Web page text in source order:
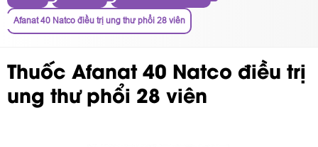
Afanat 40 Natco điều trị ung thư phổi 28 viên
Thuốc Afanat 40 Natco điều trị
ung thư phổi 28 viên